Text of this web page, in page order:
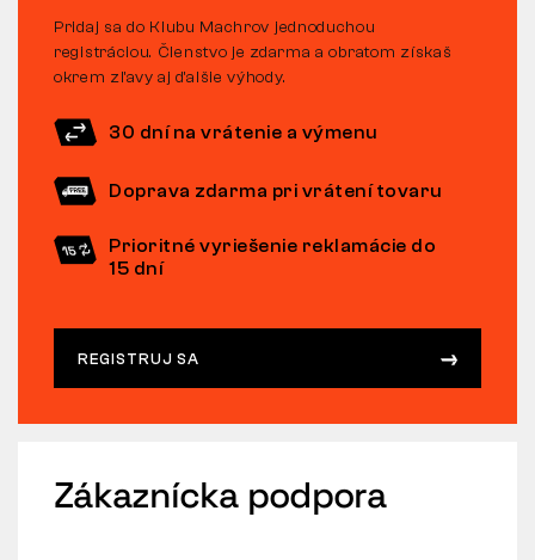
Pridaj sa do Klubu Machrov jednoduchou
registráciou. Členstvo je zdarma a obratom získaš
okrem zľavy aj ďalšie výhody.
30 dní na vrátenie a výmenu
Doprava zdarma pri vrátení tovaru
Prioritné vyriešenie reklamácie do
15 dní
REGISTRUJ SA
Zákaznícka podpora